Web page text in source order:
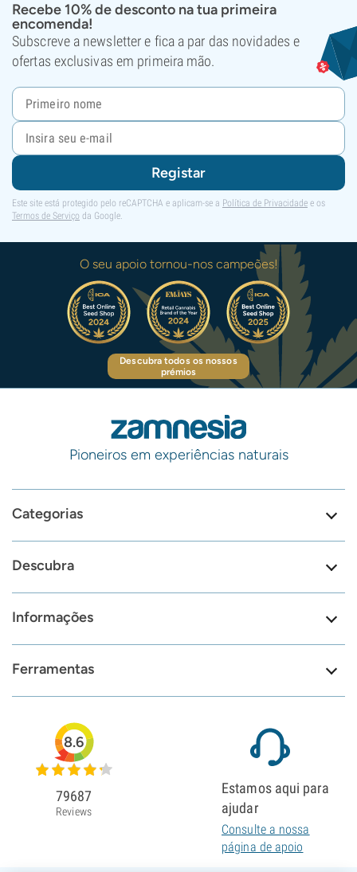
Recebe 10% de desconto na tua primeira
encomenda!
Subscreve a newsletter e fica a par das novidades e
ofertas exclusivas em primeira mão.
Registar
Este site está protegido pelo reCAPTCHA e aplicam-se a Política de Privacidade e os
Termos de Serviço da Google.
O seu apoio tornou-nos campeões!
Descubra todos os nossos
prémios
Pioneiros em experiências naturais
Categorias
Descubra
Informações
Ferramentas
8.6
79687
Reviews
Estamos aqui para
ajudar
Consulte a nossa
página de apoio